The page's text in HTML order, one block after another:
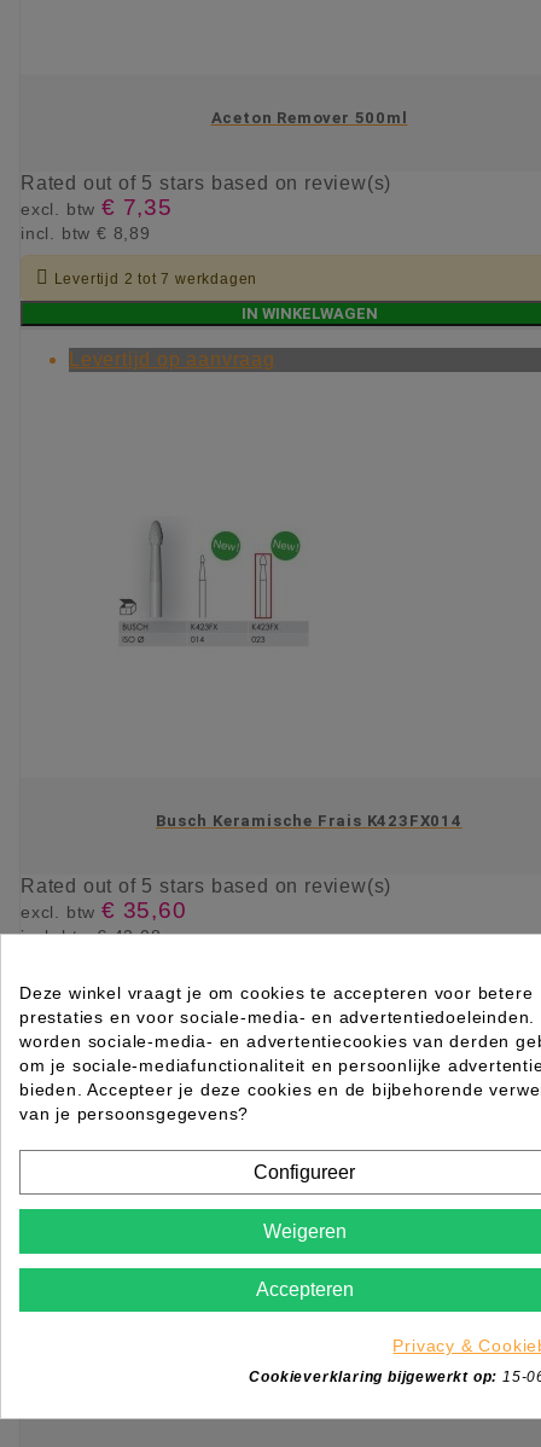
Aceton Remover 500ml
Rated out of 5 stars based on review(s)
excl. btw € 7,35
incl. btw € 8,89
 Levertijd 2 tot 7 werkdagen
IN WINKELWAGEN
Levertijd op aanvraag
Busch Keramische Frais K423FX014
Rated out of 5 stars based on review(s)
excl. btw € 35,60
incl. btw€ 43,08
KIES OPTIE
Deze winkel vraagt je om cookies te accepteren voor betere
prestaties en voor sociale-media- en advertentiedoeleinden.
worden sociale-media- en advertentiecookies van derden
om je sociale-mediafunctionaliteit en persoonlijke
bieden. Accepteer je deze cookies en de bijbehorende
van je persoonsgegevens?
Configureer
Weigeren
Accepteren
Privacy &
Cookieverklaring bijgewerkt op: 15-